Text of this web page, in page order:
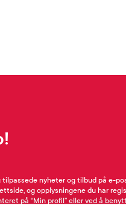
nyheter og tilbud på e-
og opplysningene du har
på “Min profil” eller ved å